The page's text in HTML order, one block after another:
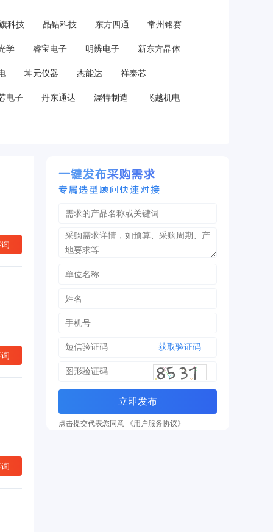
科技 晶钻科技 东方四通 常州铭赛
学 睿宝电子 明辨电子 新东方晶体
坤元仪器 杰能达 祥泰芯
电子 丹东通达 渥特制造 飞越机电
获取验证码
立即发布
点击提交代表您同意 《用户服务协议》